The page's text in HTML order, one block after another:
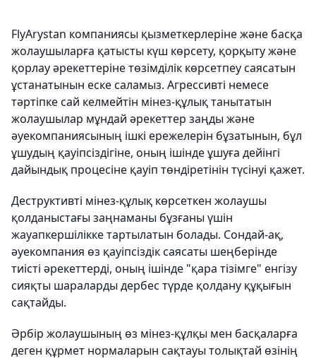
FlyArystan компаниясы қызметкерлеріне және басқа
жолаушыларға қатысты күш көрсету, қорқыту және
қорлау әрекеттеріне төзімділік көрсетпеу саясатын
ұстанатынын еске саламыз. Агрессивті немесе
тәртіпке сай келмейтін мінез-құлық танытатын
жолаушылар мұндай әрекеттер заңды және
әуекомпаниясының ішкі ережелерін бұзатынын, бұл
ұшудың қауіпсіздігіне, оның ішінде ұшуға дейінгі
дайындық процесіне қауіп төндіретінін түсінуі қажет.
Деструктивті мінез-құлық көрсеткен жолаушы
қолданыстағы заңнаманы бұзғаны үшін
жауапкершілікке тартылатын болады. Сондай-ақ,
әуекомпания өз қауіпсіздік саясаты шеңберінде
тиісті әрекеттерді, оның ішінде "қара тізімге" енгізу
сияқты шараларды дербес түрде қолдану құқығын
сақтайды.
Әрбір жолаушының өз мінез-құлқы мен басқаларға
деген құрмет нормаларын сақтауы толықтай өзінің